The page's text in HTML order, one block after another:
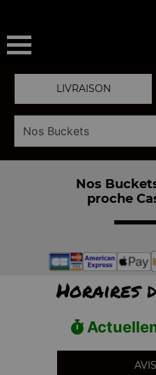
LIVRAISON
Nos
proche
Horaires